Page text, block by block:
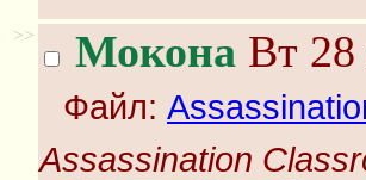
>> Мокона Вт
Файл:
Assassination